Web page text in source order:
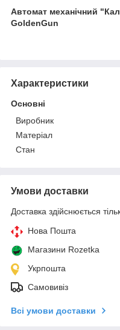
Автомат механічний
GoldenGun
Характеристики
Основні
Виробник
Матеріал
Стан
Умови доставки
Доставка здійснюється
Нова Пошта
Магазини Rozetka
Укрпошта
Самовивіз
Всі умови доставки